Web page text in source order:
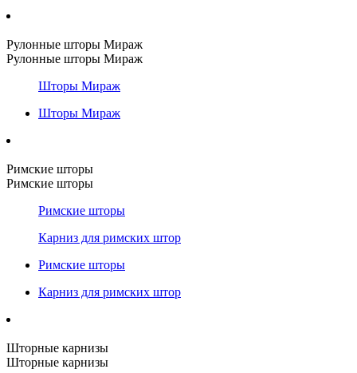
Рулонные шторы Мираж
Рулонные шторы Мираж
Шторы Мираж
Шторы Мираж
Римские шторы
Римские шторы
Римские шторы
Карниз для римских штор
Римские шторы
Карниз для римских штор
Шторные карнизы
Шторные карнизы